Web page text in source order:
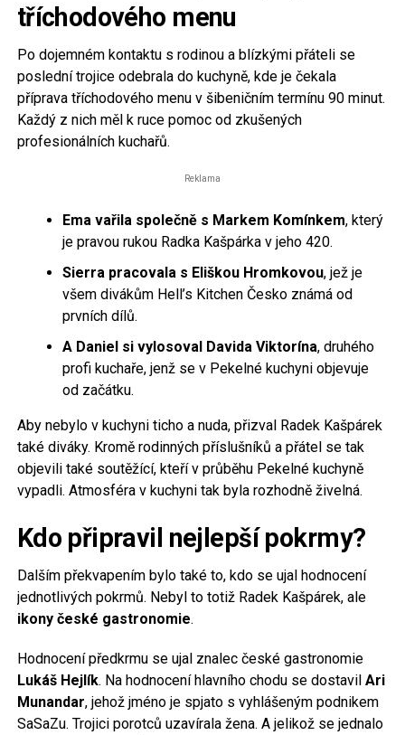
tříchodového menu
Po dojemném kontaktu s rodinou a blízkými přáteli se
poslední trojice odebrala do kuchyně, kde je čekala
příprava tříchodového menu v šibeničním termínu 90 minut.
Každý z nich měl k ruce pomoc od zkušených
profesionálních kuchařů.
Reklama
Ema vařila společně s Markem Komínkem, který
je pravou rukou Radka Kašpárka v jeho 420.
Sierra pracovala s Eliškou Hromkovou, jež je
všem divákům Hell’s Kitchen Česko známá od
prvních dílů.
A Daniel si vylosoval Davida Viktorína, druhého
profi kuchaře, jenž se v Pekelné kuchyni objevuje
od začátku.
Aby nebylo v kuchyni ticho a nuda, přizval Radek Kašpárek
také diváky. Kromě rodinných příslušníků a přátel se tak
objevili také soutěžící, kteří v průběhu Pekelné kuchyně
vypadli. Atmosféra v kuchyni tak byla rozhodně živelná.
Kdo připravil nejlepší pokrmy?
Dalším překvapením bylo také to, kdo se ujal hodnocení
jednotlivých pokrmů. Nebyl to totiž Radek Kašpárek, ale
ikony české gastronomie.
Hodnocení předkrmu se ujal znalec české gastronomie
Lukáš Hejlík. Na hodnocení hlavního chodu se dostavil Ari
Munandar, jehož jméno je spjato s vyhlášeným podnikem
SaSaZu. Trojici porotců uzavírala žena. A jelikož se jednalo